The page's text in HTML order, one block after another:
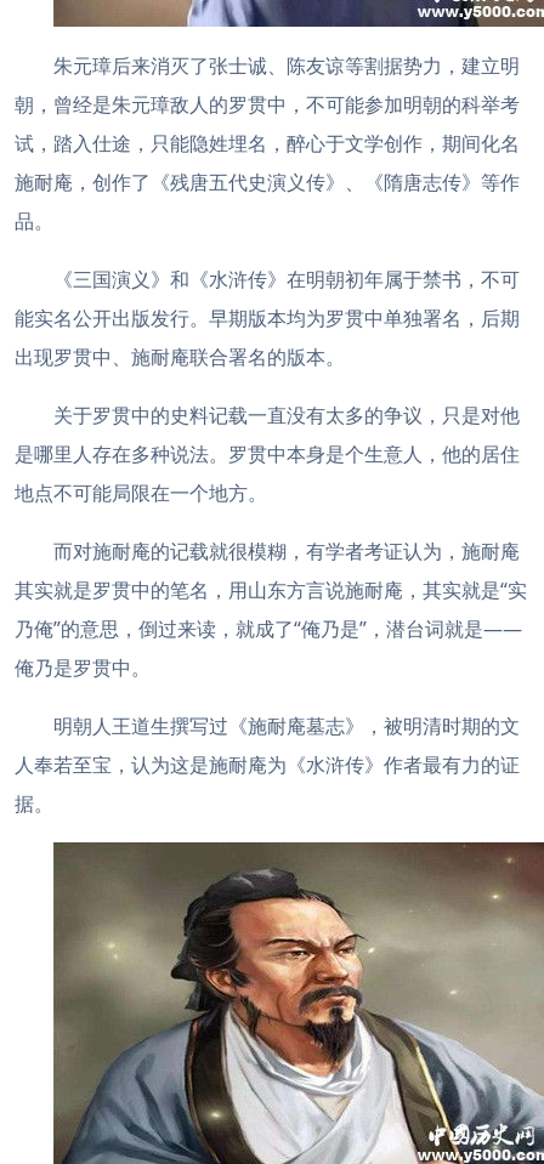
朱元璋后来消灭了张士诚、陈友谅等割据势力，建立明
朝，曾经是朱元璋敌人的罗贯中，不可能参加明朝的科举考
试，踏入仕途，只能隐姓埋名，醉心于文学创作，期间化名
施耐庵，创作了《残唐五代史演义传》、《隋唐志传》等作
品。
《三国演义》和《水浒传》在明朝初年属于禁书，不可
能实名公开出版发行。早期版本均为罗贯中单独署名，后期
出现罗贯中、施耐庵联合署名的版本。
关于罗贯中的史料记载一直没有太多的争议，只是对他
是哪里人存在多种说法。罗贯中本身是个生意人，他的居住
地点不可能局限在一个地方。
而对施耐庵的记载就很模糊，有学者考证认为，施耐庵
其实就是罗贯中的笔名，用山东方言说施耐庵，其实就是“实
乃俺”的意思，倒过来读，就成了“俺乃是”，潜台词就是——
俺乃是罗贯中。
明朝人王道生撰写过《施耐庵墓志》，被明清时期的文
人奉若至宝，认为这是施耐庵为《水浒传》作者最有力的证
据。